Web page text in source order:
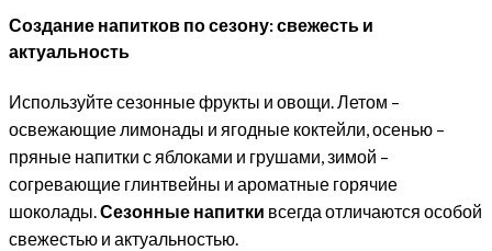
Создание напитков по сезону: свежесть и
актуальность
Используйте сезонные фрукты и овощи. Летом –
освежающие лимонады и ягодные коктейли, осенью –
пряные напитки с яблоками и грушами, зимой –
согревающие глинтвейны и ароматные горячие
шоколады.Сезонные напитки всегда отличаются особой
свежестью и актуальностью.